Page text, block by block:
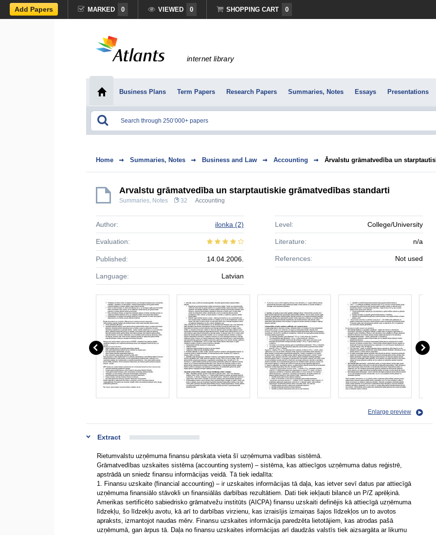
Add Papers MARKED 0 VIEWED 0 SHOPPING CART 0
internet library
Business Plans Term Papers Research Papers Summaries, Notes Essays Presentations
Home Summaries, Notes Business and Law Accounting Ārvalstu grāmatvedība un
Ārvalstu grāmatvedība un starptautiskie grāmatvedības standarti
Summaries, Notes 32 Accounting
Author: ilonka (2)
Evaluation:
Published: 14.04.2006.
Language: Latvian
Level: College/University
Literature: n/a
References: Not used
Enlarge preview
Extract
Rietumvalstu uzņēmuma finansu pārskata vieta šī uzņēmuma vadības sistēmā.
Grāmatvedības uzskaites sistēma (accounting system) – sistēma, kas attiecīgos uzņēmuma datus reģistrē,
apstrādā un sniedz finansu informācijas veidā. Tā tiek iedalīta:
1. Finansu uzskaite (financial accounting) – ir uzskaites informācijas tā daļa, kas ietver sevī datus par attiecīgā
uzņēmuma finansiālo stāvokli un finansiālās darbības rezultātiem. Dati tiek iekļauti bilancē un P/Z aprēķinā.
Amerikas sertificēto sabiedrisko grāmatvežu institūts (AICPA) finansu uzskaiti definējis kā attiecīgā uzņēmuma
līdzekļu, šo līdzekļu avotu, kā arī to darbības virzienu, kas izraisījis izmaiņas šajos līdzekļos un to avotos
apraksts, izmantojot naudas mērv. Finansu uzskaites informācija paredzēta lietotājiem, kas atrodas pašā
uzņēmumā, gan ārpus tā. Daļa no finansu uzskaites informācijas arī daudzās valstīs tiek aizsargāta ar likumu